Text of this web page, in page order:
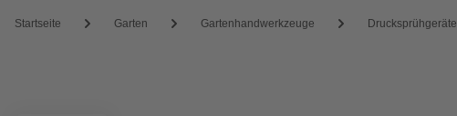
Startseite Garten Gartenhandwerkzeuge Drucksprühgeräte